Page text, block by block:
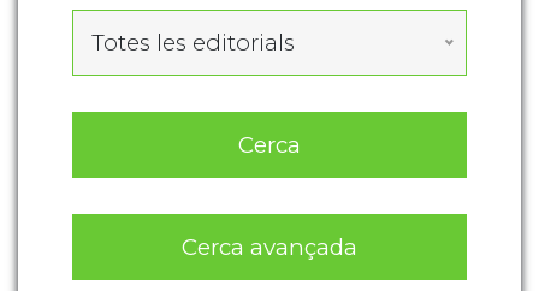
Totes les editorials
Cerca
Cerca avançada